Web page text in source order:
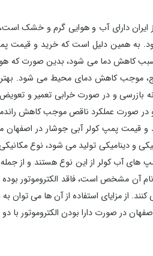
دارای آب و هوایی گرم و خشک است،
به همین دلیل است که خرید و قیمت
سبب کاهش دما می شود، بدین صورت که
موجب کاهش دمای محیط می شود.
بازرسی و در صورت خرابی تعمیر و
و در صورت عملکرد ناقص موجب کاهش
قیمت پمپ کولر آبی جوشار در اصفهان
و دینامیکی تولید می شود، نوع مکانیکی
های آب کولر از این نوع هستند و از
آن مشخص است، فاقد الکتروموتور بوده
از مزایای استفاده از آن ها می توان
در صورت دارا بودن الکتروموتور با دو